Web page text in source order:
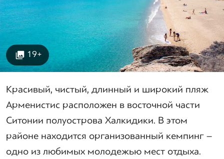
19+
Красивый, чистый, длинный и широкий пляж
Арменистис расположен в восточной части
Ситонии полуострова Халкидики. В этом
районе находится организованный кемпинг –
одно из любимых молодежью мест отдыха.